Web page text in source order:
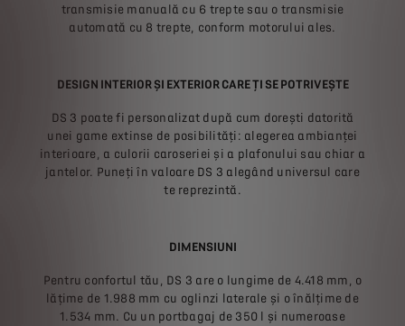
transmisie manuală cu 6 trepte sau o transmisie
automată cu 8 trepte, conform motorului ales.
DESIGN INTERIOR ȘI EXTERIOR CARE ȚI SE POTRIVEȘTE
DS 3 poate fi personalizat după cum dorești datorită
unei game extinse de posibilități: alegerea ambianței
interioare, a culorii caroseriei și a plafonului sau chiar a
jantelor. Puneți în valoare DS 3 alegând universul care
te reprezintă.
DIMENSIUNI
Pentru confortul tău, DS 3 are o lungime de 4.418 mm, o
lățime de 1.988 mm cu oglinzi laterale și o înălțime de
1.534 mm. Cu un portbagaj de 350 l și numeroase